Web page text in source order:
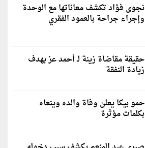
نجوى فؤاد تكشف معاناتها مع الوحدة
وإجراء جراحة بالعمود الفقري
حقيقة مقاضاة زينة لـ أحمد عز بهدف
زيادة النفقة
حمو بيكا يعلن وفاة والده وينعاه
بكلمات مؤثرة